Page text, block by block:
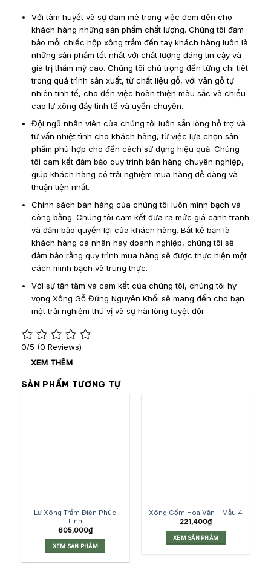
Với tâm huyết và sự đam mê trong việc đem dến cho
khách hàng những sản phẩm chất lượng. Chúng tôi đảm
bảo mỗi chiếc hộp xông trầm đến tay khách hàng luôn là
những sản phẩm tốt nhất với chất lượng đáng tin cậy và
giá trị thẩm mỹ cao. Chúng tôi chú trọng đến từng chi tiết
trong quá trình sản xuất, từ chất liệu gỗ, với vân gỗ tự
nhiên tinh tế, cho đến việc hoàn thiện màu sắc và chiều
cao lư xông đầy tinh tế và uyển chuyển.
Đội ngũ nhân viên của chúng tôi luôn sẵn lòng hỗ trợ và
tư vấn nhiệt tình cho khách hàng, từ việc lựa chọn sản
phẩm phù hợp cho đến cách sử dụng hiệu quả. Chúng
tôi cam kết đảm bảo quy trình bán hàng chuyên nghiệp,
giúp khách hàng có trải nghiệm mua hàng dễ dàng và
thuận tiện nhất.
Chính sách bán hàng của chúng tôi luôn minh bạch và
công bằng. Chúng tôi cam kết đưa ra mức giá cạnh tranh
và đảm bảo quyền lợi của khách hàng. Bất kể bạn là
khách hàng cá nhân hay doanh nghiệp, chúng tôi sẽ
đảm bảo rằng quy trình mua hàng sẽ được thực hiện một
cách minh bạch và trung thực.
Với sự tận tâm và cam kết của chúng tôi, chúng tôi hy
vọng Xông Gỗ Đứng Nguyên Khối sẽ mang đến cho bạn
một trải nghiệm thú vị và sự hài lòng tuyệt đối.
0/5 (0 Reviews)
XEM THÊM
SẢN PHẨM TƯƠNG TỰ
Lư Xông Trầm Điện Phúc
Linh
605,000₫
XEM SẢN PHẨM
Xông Gốm Hoa Văn – Mẫu 4
221,400₫
XEM SẢN PHẨM